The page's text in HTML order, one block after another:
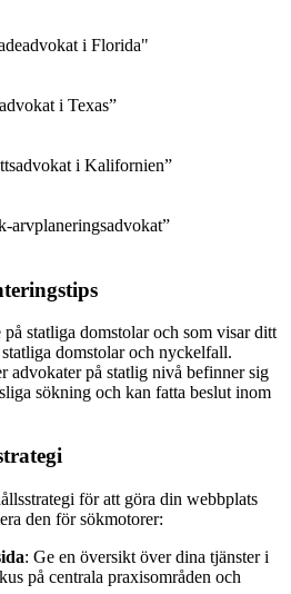
i Florida"
i Texas”
i Kalifornien”
arvplaneringsadvokat”
statliga domstolar och som visar ditt
domstolar och nyckelfall.
advokater på statlig nivå befinner sig
sökning och kan fatta beslut inom
för att göra din webbplats
den för sökmotorer:
: Ge en översikt över dina tjänster i
på centrala praxisområden och